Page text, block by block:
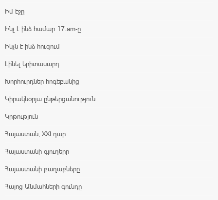
Իմ էջը
Ինչ է ինձ համար 17.am-ը
Ինչն է ինձ հուզում
Լինել երիտասարդ
Խորհուրդներ հոգեբանից
Կիրակնօրյա ընթերցանություն
Կրթություն
Հայաստան, XXI դար
Հայաստանի գյուղերը
Հայաստանի քաղաքները
Հայոց Անմահների գունդը